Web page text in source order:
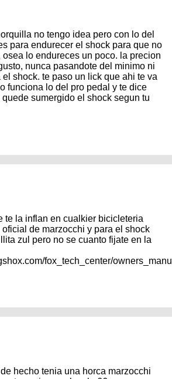
no tengo idea pero con lo del
para endurecer el shock para que no
lo endureces un poco. la precion
nunca pasandote del minimo ni
shock. te paso un lick que ahi te va
funciona lo del pro pedal y te dice
sumergido el shock segun tu
te la inflan en cualkier bicicleteria
de marzocchi y para el shock
zul pero no se cuanto fijate en la
fox_tech_center/
hecho tenia una horca marzocchi